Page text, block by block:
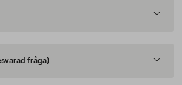
fråga)